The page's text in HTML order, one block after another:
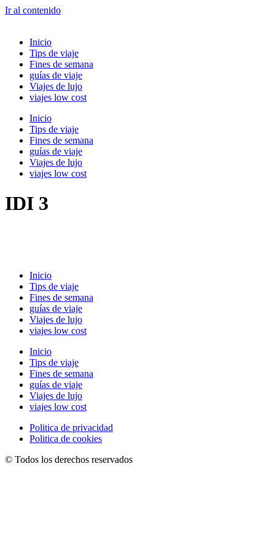
Ir al contenido
Inicio
Tips de viaje
Fines de semana
guías de viaje
Viajes de lujo
viajes low cost
Inicio
Tips de viaje
Fines de semana
guías de viaje
Viajes de lujo
viajes low cost
IDI 3
Inicio
Tips de viaje
Fines de semana
guías de viaje
Viajes de lujo
viajes low cost
Inicio
Tips de viaje
Fines de semana
guías de viaje
Viajes de lujo
viajes low cost
Politica de privacidad
Politica de cookies
© Todos los derechos reservados